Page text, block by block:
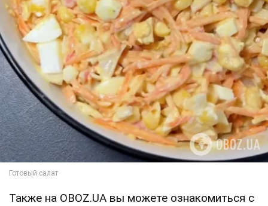
Также на OBOZ.UA вы можете ознакомиться с